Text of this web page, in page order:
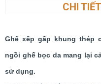
CHI
Ghế xếp gấp khung thép
ngồi ghế bọc da mang lại
sử dụng.